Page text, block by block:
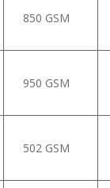
850 GSM
950 GSM
502 GSM